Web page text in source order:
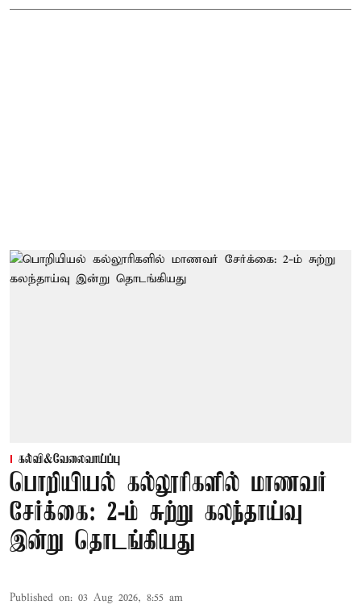
கல்வி&வேலைவாய்ப்பு
பொறியியல் கல்லூரிகளில் மாணவர்
சேர்க்கை: 2-ம் சுற்று கலந்தாய்வு
இன்று தொடங்கியது
Published on: 03 Aug 2026, 8:55 am